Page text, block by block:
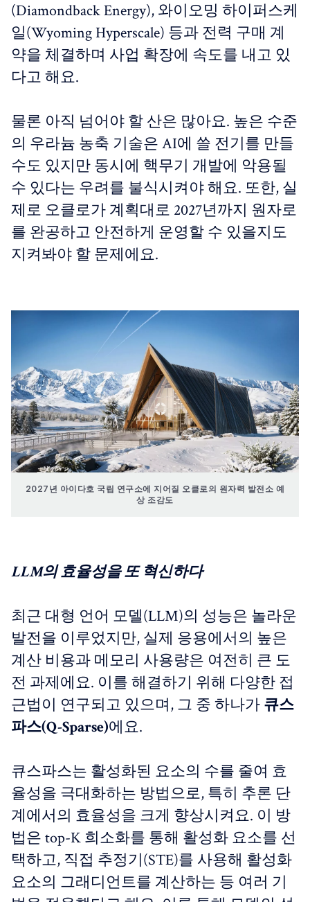
(Diamondback Energy), 와이오밍 하이퍼스케
일(Wyoming Hyperscale) 등과 전력 구매 계
약을 체결하며 사업 확장에 속도를 내고 있
다고 해요.
물론 아직 넘어야 할 산은 많아요. 높은 수준
의 우라늄 농축 기술은 AI에 쓸 전기를 만들
수도 있지만 동시에 핵무기 개발에 악용될
수 있다는 우려를 불식시켜야 해요. 또한, 실
제로 오클로가 계획대로 2027년까지 원자로
를 완공하고 안전하게 운영할 수 있을지도
지켜봐야 할 문제에요.
2027년 아이다호 국립 연구소에 지어질 오클로의 원자력 발전소 예
상 조감도
LLM의 효율성을 또 혁신하다
최근 대형 언어 모델(LLM)의 성능은 놀라운
발전을 이루었지만, 실제 응용에서의 높은
계산 비용과 메모리 사용량은 여전히 큰 도
전 과제에요. 이를 해결하기 위해 다양한 접
근법이 연구되고 있으며, 그 중 하나가 큐스
파스(Q-Sparse)에요.
큐스파스는 활성화된 요소의 수를 줄여 효
율성을 극대화하는 방법으로, 특히 추론 단
계에서의 효율성을 크게 향상시켜요. 이 방
법은 top-K 희소화를 통해 활성화 요소를 선
택하고, 직접 추정기(STE)를 사용해 활성화
요소의 그래디언트를 계산하는 등 여러 기